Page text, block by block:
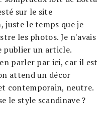
sur le site
juste le temps que je
les photos. Je n'avais
publier un article.
parler par ici, car il est
attend un décor
contemporain, neutre.
le style scandinave ?